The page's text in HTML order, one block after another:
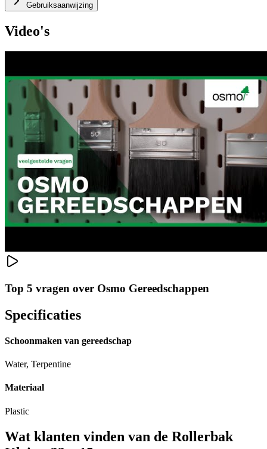
Gebruiksaanwijzing
Video's
Top 5 vragen over Osmo Gereedschappen
Specificaties
Schoonmaken van gereedschap
Water, Terpentine
Materiaal
Plastic
Wat klanten vinden van de Rollerbak